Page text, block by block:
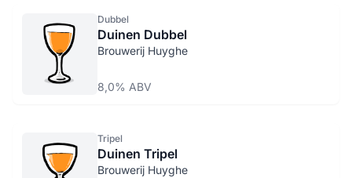
Dubbel
Duinen Dubbel
Brouwerij Huyghe
8,0% ABV
Tripel
Duinen Tripel
Brouwerij Huyghe